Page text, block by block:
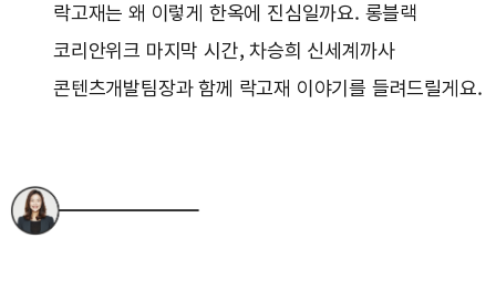
락고재는 왜 이렇게 한옥에 진심일까요. 롱블랙
코리안위크 마지막 시간, 차승희 신세계까사
콘텐츠개발팀장과 함께 락고재 이야기를 들려드릴게요.